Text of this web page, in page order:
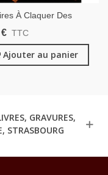
À Claquer Des
Alfred Hitchcock, 1985
Suspense
TTC
Ajouter au panier
GRAVURES,
STRASBOURG